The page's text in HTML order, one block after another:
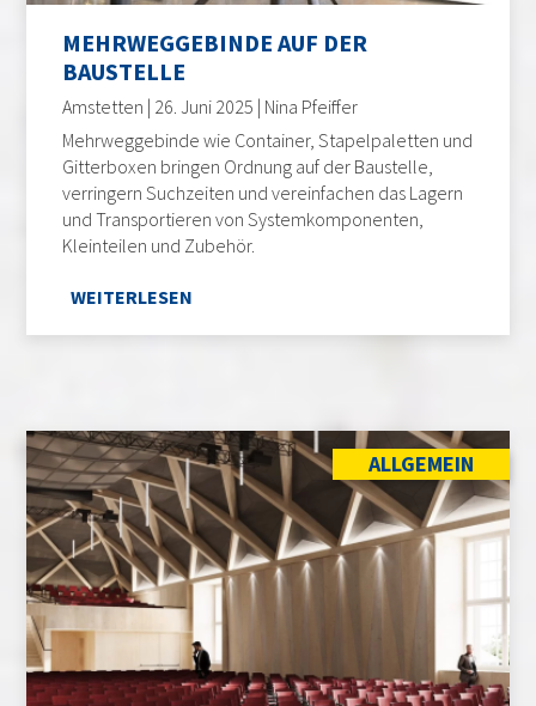
MEHRWEGGEBINDE AUF DER
BAUSTELLE
Amstetten | 26. Juni 2025 | Nina Pfeiffer
Mehrweggebinde wie Container, Stapelpaletten und
Gitterboxen bringen Ordnung auf der Baustelle,
verringern Suchzeiten und vereinfachen das Lagern
und Transportieren von Systemkomponenten,
Kleinteilen und Zubehör.
WEITERLESEN
ALLGEMEIN